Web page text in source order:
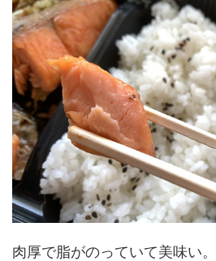
肉厚で脂がのっていて美味い。